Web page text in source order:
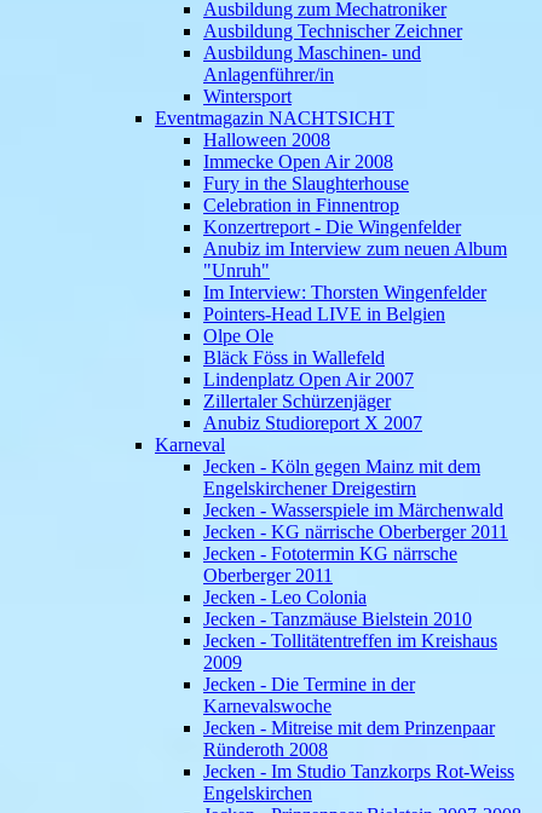
Ausbildung zum Mechatroniker
Ausbildung Technischer Zeichner
Ausbildung Maschinen- und
Anlagenführer/in
Wintersport
Eventmagazin NACHTSICHT
Halloween 2008
Immecke Open Air 2008
Fury in the Slaughterhouse
Celebration in Finnentrop
Konzertreport - Die Wingenfelder
Anubiz im Interview zum neuen Album
"Unruh"
Im Interview: Thorsten Wingenfelder
Pointers-Head LIVE in Belgien
Olpe Ole
Bläck Föss in Wallefeld
Lindenplatz Open Air 2007
Zillertaler Schürzenjäger
Anubiz Studioreport X 2007
Karneval
Jecken - Köln gegen Mainz mit dem
Engelskirchener Dreigestirn
Jecken - Wasserspiele im Märchenwald
Jecken - KG närrische Oberberger 2011
Jecken - Fototermin KG närrsche
Oberberger 2011
Jecken - Leo Colonia
Jecken - Tanzmäuse Bielstein 2010
Jecken - Tollitätentreffen im Kreishaus
2009
Jecken - Die Termine in der
Karnevalswoche
Jecken - Mitreise mit dem Prinzenpaar
Ründeroth 2008
Jecken - Im Studio Tanzkorps Rot-Weiss
Engelskirchen